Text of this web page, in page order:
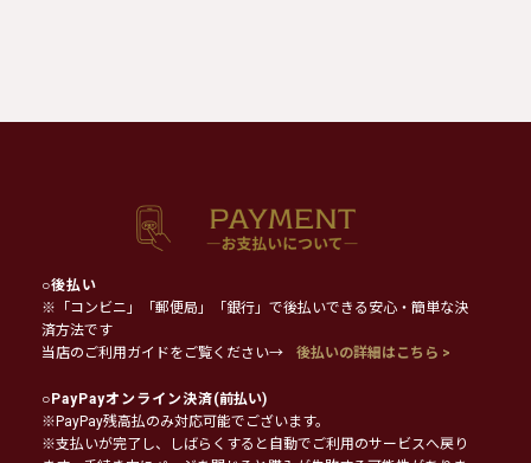
○後払い
※「コンビニ」「郵便局」「銀行」で後払いできる安心・簡単な決
済方法です
当店のご利用ガイドをご覧ください→
後払いの詳細はこちら >
○PayPayオンライン決済(前払い)
※PayPay残高払のみ対応可能でございます。
※支払いが完了し、しばらくすると自動でご利用のサービスへ戻り